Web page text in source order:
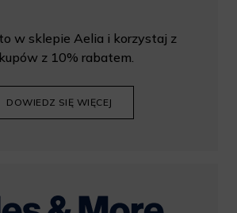
w sklepie Aelia i korzystaj z
z 10% rabatem.
DOWIEDZ SIĘ WIĘCEJ